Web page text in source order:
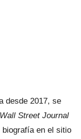
desde 2017, se
Street Journal
biografía en el sitio